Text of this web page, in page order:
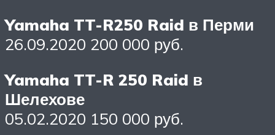
Yamaha TT-R250 Raid в Перми
26.09.2020 200 000 руб.
Yamaha TT-R 250 Raid в
Шелехове
05.02.2020 150 000 руб.